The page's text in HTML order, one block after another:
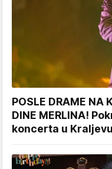
POSLE DRAME NA
DINE MERLINA!
koncerta u Kraljevu